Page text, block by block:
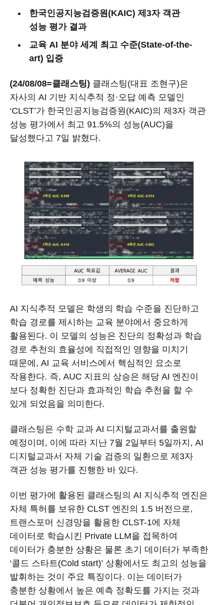
한국인공지능검증원(KAIC) 제3자 객관
성능 평가 결과
교육 AI 분야 세계 최고 수준(State-of-the-
art) 입증
(24/08/08=클래스팅) 클래스팅(대표 조현구)은
자사의 AI 기반 지식추적 정·오답 예측 모델인
‘CLST’가 한국인공지능검증원(KAIC)의 제3자 객관
성능 평가에서 최고 91.5%의 성능(AUC)을
달성했다고 7일 밝혔다.
AI 지식추적 모델은 학생의 학습 수준을 진단하고
학습 경로를 제시하는 교육 분야에서 중요하게
활용된다. 이 모델의 성능은 진단의 정확성과 학습
경로 추천의 효율성에 직접적인 영향을 미치기
때문에, AI 교육 서비스에서 핵심적인 요소로
작용한다. 즉, AUC 지표의 상승은 해당 AI 엔진이
보다 정확한 진단과 효과적인 학습 추천을 할 수
있게 되었음을 의미한다.
클래스팅은 수학 교과 AI 디지털교과서를 출원할
예정이며, 이에 따라 지난 7월 2일부터 5일까지, AI
디지털교과서 자체 기술 검증의 일환으로 제3자
객관 성능 평가를 진행한 바 있다.
이번 평가에 활용된 클래스팅의 AI 지식추적 엔진은
자체 특허를 보유한 CLST 엔진의 1.5 버전으로,
트랜스포머 신경망을 활용한 CLST-1에 자체
데이터로 학습시킨 Private LLM을 접목하여
데이터가 충분한 상황은 물론 초기 데이터가 부족한
‘콜드 스타트(Cold start)’ 상황에서도 최고의 성능을
발휘하는 것이 주요 특징이다. 이는 데이터가
충분한 상황에서 높은 예측 정확도를 가지는 것과